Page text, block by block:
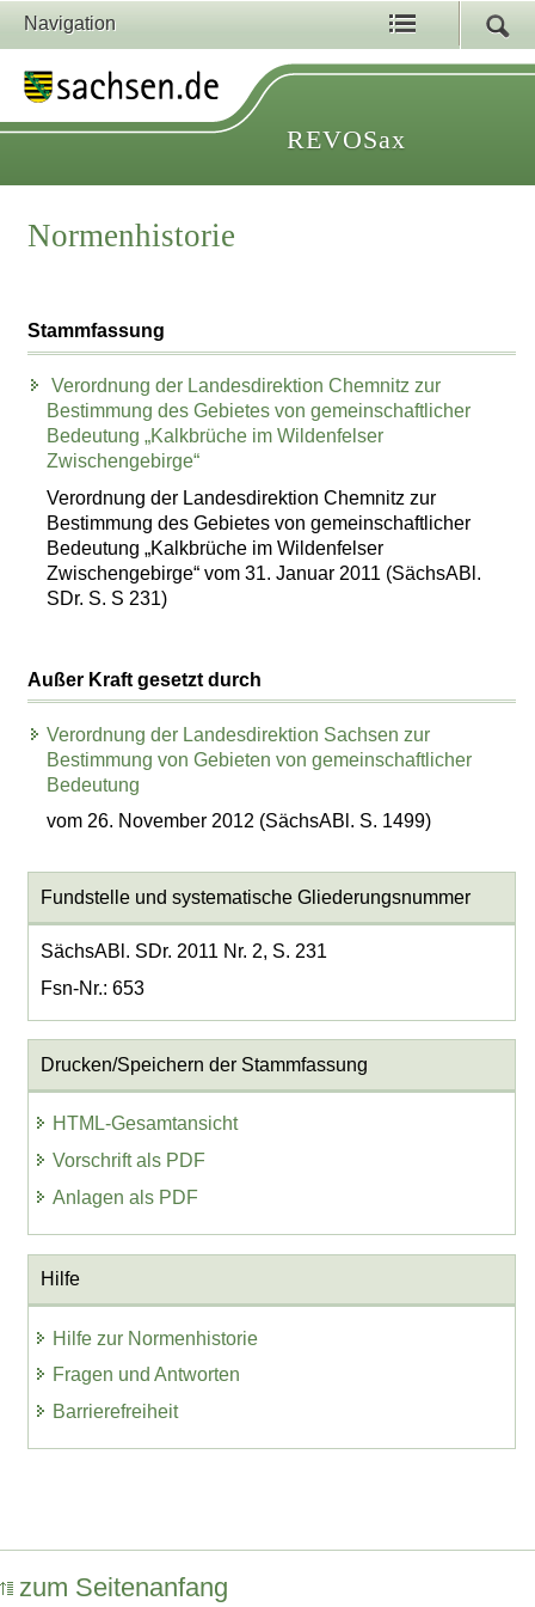
Navigation
REVOSax
Normenhistorie
Stammfassung
Verordnung der Landesdirektion Chemnitz zur
Bestimmung des Gebietes von gemeinschaftlicher
Bedeutung „Kalkbrüche im Wildenfelser
Zwischengebirge“
Verordnung der Landesdirektion Chemnitz zur
Bestimmung des Gebietes von gemeinschaftlicher
Bedeutung „Kalkbrüche im Wildenfelser
Zwischengebirge“ vom 31. Januar 2011 (SächsABl.
SDr. S. S 231)
Außer Kraft gesetzt durch
Verordnung der Landesdirektion Sachsen zur
Bestimmung von Gebieten von gemeinschaftlicher
Bedeutung
vom 26. November 2012 (SächsABl. S. 1499)
Fundstelle und systematische Gliederungsnummer
SächsABl. SDr. 2011 Nr. 2, S. 231
Fsn-Nr.: 653
Drucken/Speichern der Stammfassung
HTML-Gesamtansicht
Vorschrift als PDF
Anlagen als PDF
Hilfe
Hilfe zur Normenhistorie
Fragen und Antworten
Barrierefreiheit
zum Seitenanfang